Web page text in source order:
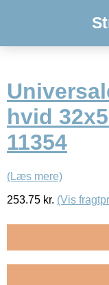
hvid
11354
(Læs mere)
253.75 kr. (Vis